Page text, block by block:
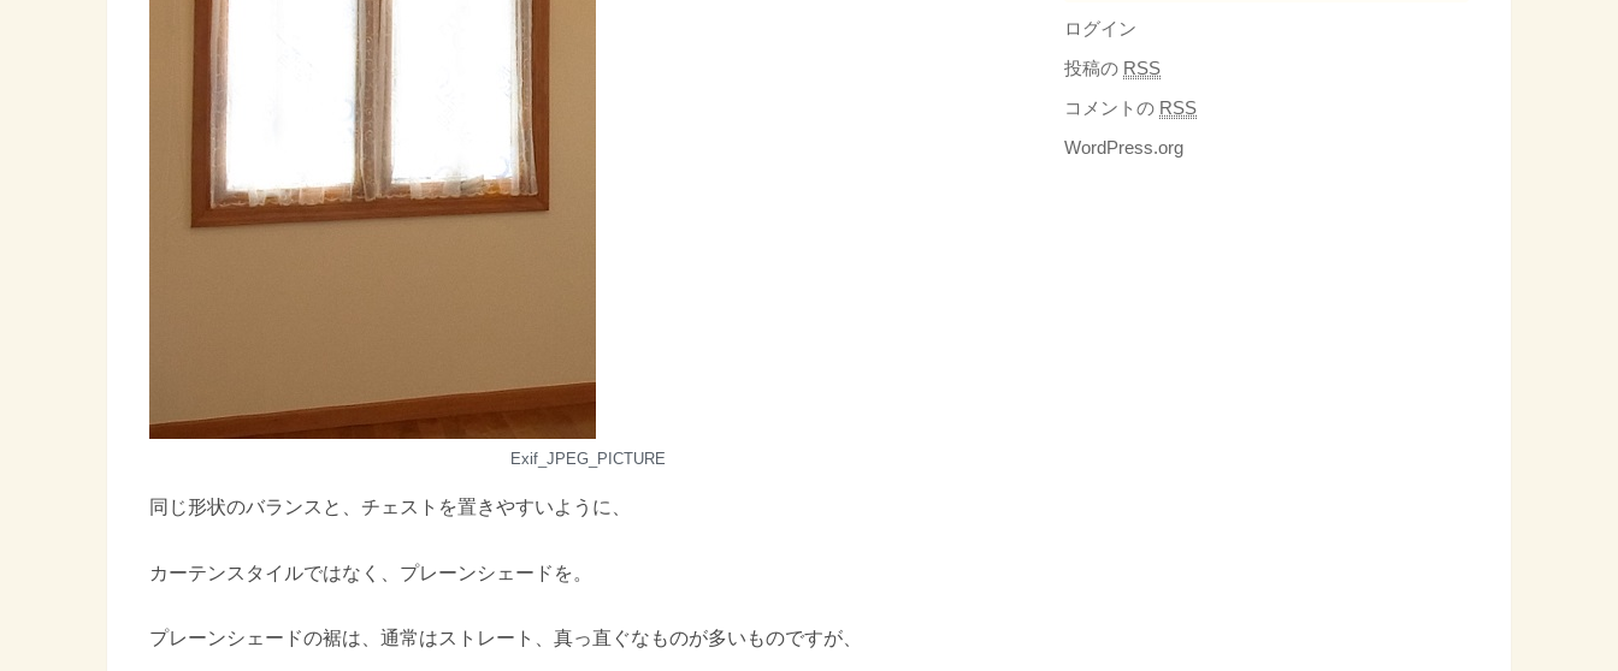
Exif_JPEG_PICTURE
同じ形状のバランスと、チェストを置きやすいように、
カーテンスタイルではなく、プレーンシェードを。
プレーンシェードの裾は、通常はストレート、真っ直ぐなものが多いものですが、
ログイン
投稿の RSS
コメントの RSS
WordPress.org